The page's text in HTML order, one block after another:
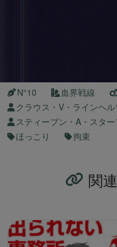
N°10 血界戦線
クラウス・V・ラインヘル
スティーブン・A・スタ
ほっこり
拘束
関